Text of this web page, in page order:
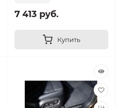
7 413 руб.
Купить